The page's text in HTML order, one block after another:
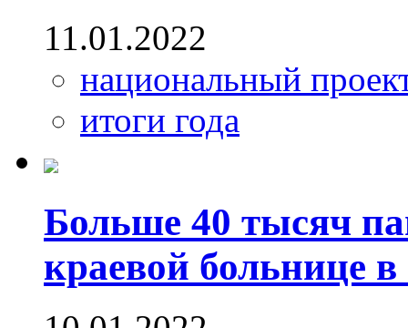
11.01.2022
национальный
итоги года
Больше 40 тысяч
краевой больнице в